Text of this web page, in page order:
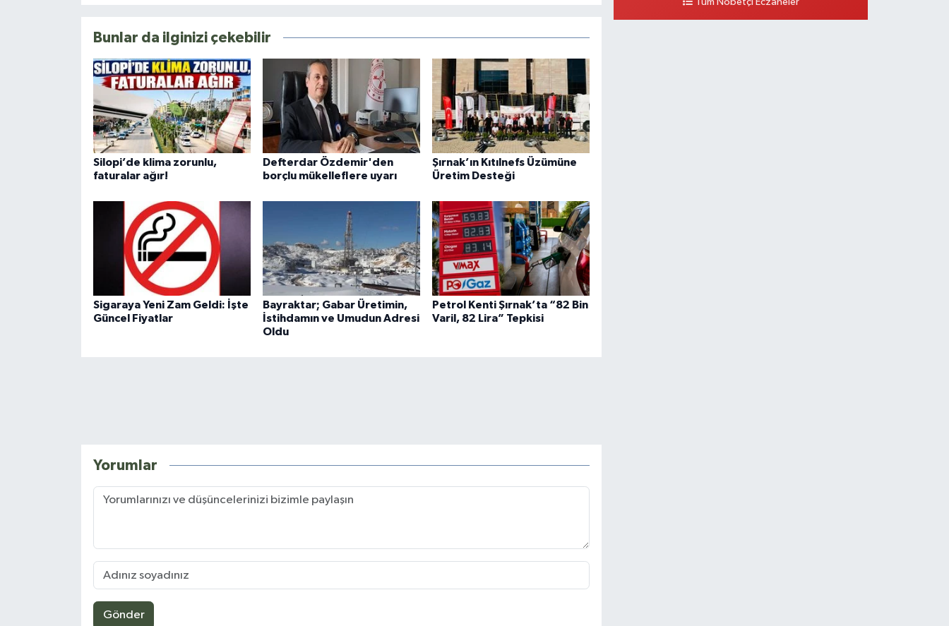
Bunlar da ilginizi çekebilir
Silopi’de klima zorunlu,
faturalar ağır!
Defterdar Özdemir'den
borçlu mükelleflere uyarı
Şırnak’ın Kıtılnefs Üzümüne
Üretim Desteği
Sigaraya Yeni Zam Geldi: İşte
Güncel Fiyatlar
Bayraktar; Gabar Üretimin,
İstihdamın ve Umudun Adresi
Oldu
Petrol Kenti Şırnak’ta “82 Bin
Varil, 82 Lira” Tepkisi
Yorumlar
Gönder
Tüm Nöbetçi Eczaneler